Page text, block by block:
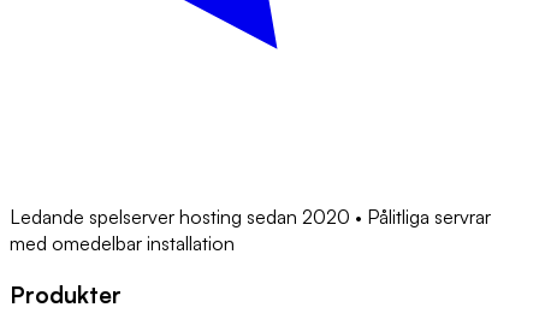
Ledande spelserver hosting sedan 2020 • Pålitliga servrar
med omedelbar installation
Produkter